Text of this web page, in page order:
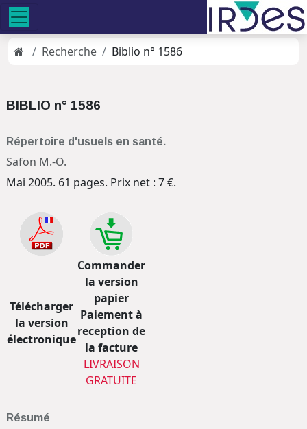
Recherche Biblio n° 1586
BIBLIO n° 1586
Répertoire d'usuels en santé.
Safon M.-O.
Mai 2005. 61 pages. Prix net : 7 €.
Télécharger
la version
électronique
Commander
la version
papier
Paiement à
reception de
la facture
LIVRAISON
GRATUITE
Résumé